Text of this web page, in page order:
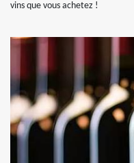
vins que vous achetez !